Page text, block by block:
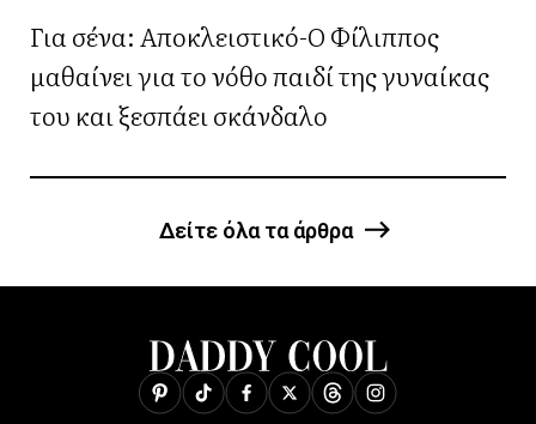
Για σένα: Αποκλειστικό-Ο Φίλιππος
μαθαίνει για το νόθο παιδί της γυναίκας
του και ξεσπάει σκάνδαλο
Δείτε όλα τα άρθρα